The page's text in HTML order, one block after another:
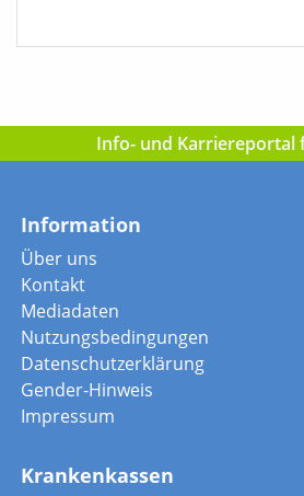
Info- und Karriereportal
Information
Über uns
Kontakt
Mediadaten
Nutzungsbedingungen
Datenschutzerklärung
Gender-Hinweis
Impressum
Krankenkassen